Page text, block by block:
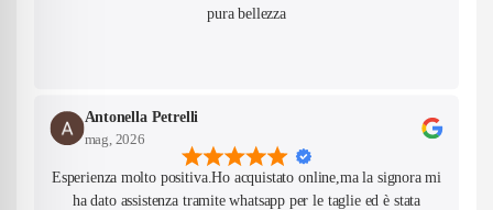
pura bellezza
Antonella Petrelli
mag, 2026
Esperienza molto positiva.Ho acquistato online,ma la signora mi
ha dato assistenza tramite whatsapp per le taglie ed è stata